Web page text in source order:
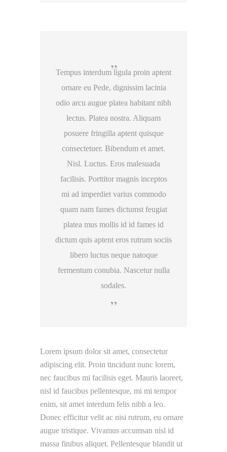
Tempus interdum ligula proin aptent
ornare eu Pede, dignissim lacinia
odio arcu augue platea habitant nibh
lectus. Platea nostra. Aliquam
posuere fringilla aptent quisque
consectetuer. Bibendum et amet.
Nisl. Luctus. Eros malesuada
facilisis. Porttitor magnis inceptos
mi ad imperdiet varius commodo
quam nam fames dictumst feugiat
platea mus mollis id id fames id
dictum quis aptent eros rutrum sociis
libero luctus neque natoque
fermentum conubia. Nascetur nulla
sodales.
Lorem ipsum dolor sit amet, consectetur
adipiscing elit. Proin tincidunt nunc lorem,
nec faucibus mi facilisis eget. Mauris laoreet,
nisl id faucibus pellentesque, mi mi tempor
enim, sit amet interdum felis nibh a leo.
Donec efficitur velit ac nisi rutrum, eu ornare
augue tristique. Vivamus accumsan nisl id
massa finibus aliquet. Pellentesque blandit ut